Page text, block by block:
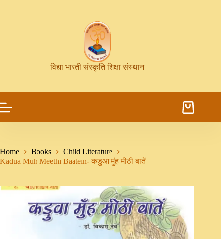
विद्या भारती संस्कृति शिक्षा संस्थान
Home Books
Child Literature
Kadua Muh Meethi Baatein- कडुआ मुंह मीठी बातें